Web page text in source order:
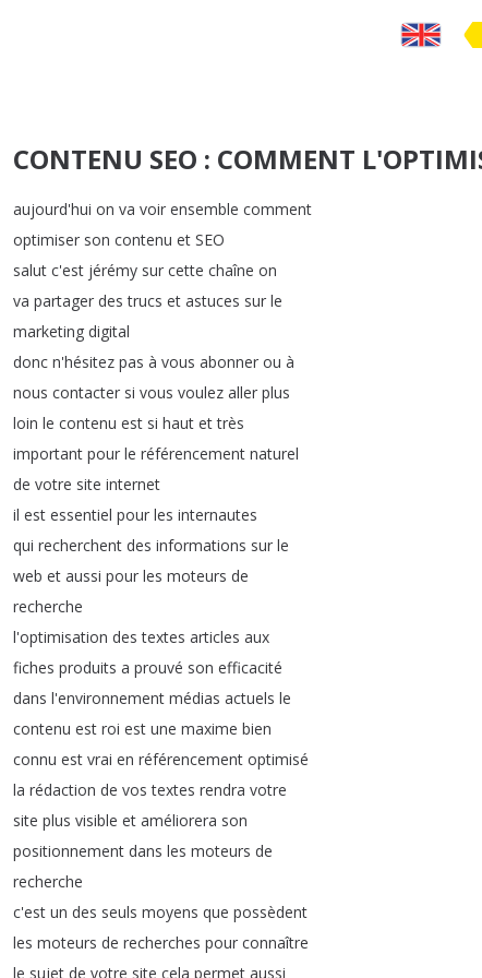
CONTENU SEO : COMMENT
aujourd'hui on va voir ensemble comment
optimiser son contenu et SEO
salut c'est jérémy sur cette chaîne on
va partager des trucs et astuces sur le
marketing digital
donc n'hésitez pas à vous abonner ou à
nous contacter si vous voulez aller plus
loin le contenu est si haut et très
important pour le référencement naturel
de votre site internet
il est essentiel pour les internautes
qui recherchent des informations sur le
web et aussi pour les moteurs de
recherche
l'optimisation des textes articles aux
fiches produits a prouvé son efficacité
dans l'environnement médias actuels le
contenu est roi est une maxime bien
connu est vrai en référencement optimisé
la rédaction de vos textes rendra votre
site plus visible et améliorera son
positionnement dans les moteurs de
recherche
c'est un des seuls moyens que possèdent
les moteurs de recherches pour connaître
le sujet de votre site cela permet aussi